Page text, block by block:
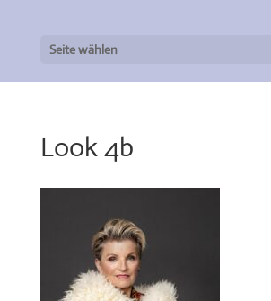
Seite wählen
Look 4b